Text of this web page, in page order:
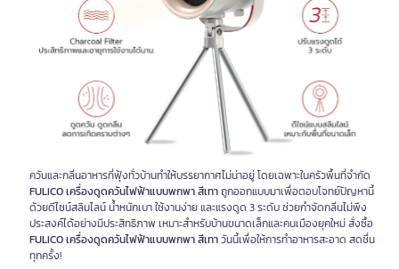
ควันและกลิ่นอาหารที่ฟุ้งทั่วบ้านทำให้บรรยากาศไม่น่าอยู่ โดยเฉพาะในครัวพื้นที่จำกัด
FULICO เครื่องดูดควันไฟฟ้าแบบพกพา สีเทาถูกออกแบบมาเพื่อตอบโจทย์ปัญหานี้
ด้วยดีไซน์สลิมไลน์ น้ำหนักเบา ใช้งานง่าย และแรงดูด 3 ระดับ ช่วยกำจัดกลิ่นไม่พึง
ประสงค์ได้อย่างมีประสิทธิภาพ เหมาะสำหรับบ้านขนาดเล็กและคนเมืองยุคใหม่ สั่งซื้อ
FULICO เครื่องดูดควันไฟฟ้าแบบพกพา สีเทาวันนี้เพื่อให้การทำอาหารสะอาด สดชื่น
ทุกครั้ง!